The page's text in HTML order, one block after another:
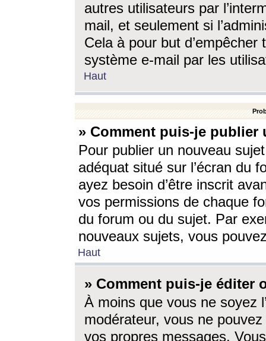
autres utilisateurs par
mail, et seulement si
Cela à pour but
système e-mail par les
Haut
» Comment puis-je
Pour publier un nouveau
adéquat situé sur l’écran du
ayez besoin d’être inscrit
vos permissions de chaque
du forum ou du sujet. Par
nouveaux sujets, vous
Haut
» Comment puis-je éditer
À moins que vous ne soyez
modérateur, vous ne
vos propres messages.